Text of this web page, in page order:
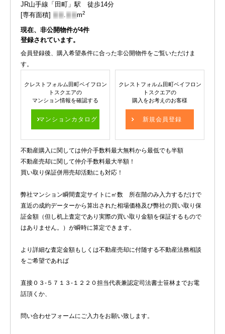
JR山手線「田町」駅 徒歩14分
[専有面積] - - .- - m2
現在、非公開物件が4件
登録されています。
会員登録後、購入希望条件に合った非公開物件をご覧いただけま
す。
クレストフォルム田町ベイフロン
トスクエアの
マンション情報を確認する
マンションカタログ
クレストフォルム田町ベイフロン
トスクエアの
購入をお考えのお客様
新規会員登録
不動産購入に関しては仲介手数料最大無料から最低でも半額
不動産売却に関して仲介手数料最大半額！
買い取り保証併用売却活動にも対応！
弊社マンション瞬間査定サイトに㎡数 所在階のみ入力するだけで
直近の成約データーから算出された相場価格及び弊社の買い取り保
証金額（但し机上査定であり実際の買い取り金額を保証するもので
はありません。）が瞬時に算定できます。
より詳細な査定金額もしくは不動産売却に付随する不動産法務相談
をご希望であれば
直接０３-５７１３-１２２０担当代表兼認定司法書士笹林までお電
話頂くか、
問い合わせフォームにご入力をお願い致します。